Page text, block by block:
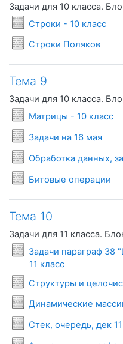
Задачи для 10 класса.
Строки - 10 класс
Условия
Строки Поляков
Условия
Тема 9
Задачи для 10 класса.
Матрицы - 10 класс
Задачи на 16 мая
Условия
Обработка данных,
Битовые операции
Тема 10
Задачи для 11 класса.
Задачи параграф 38
11 класс
Условия задач
Структуры и
Динамические
Стек, очередь, дек